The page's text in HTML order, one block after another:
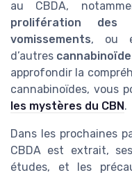
au CBDA,
prolifération des
vomissements, ou
d’autres
approfondir la
cannabinoïdes, vous
les mystères du CBN .
Dans les prochaines
CBDA est extrait,
études, et les